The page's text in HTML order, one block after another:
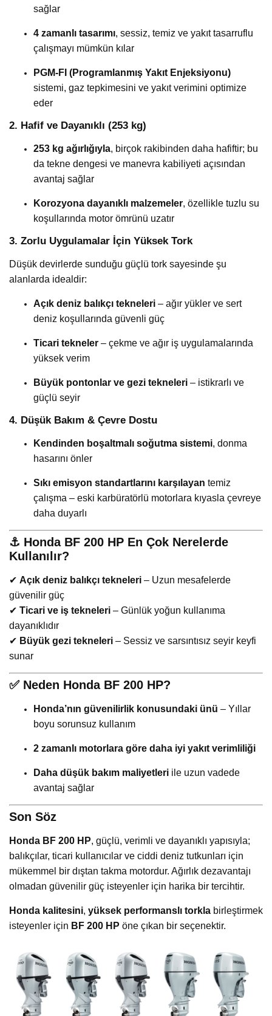
sağlar
4 zamanlı tasarımı, sessiz, temiz ve yakıt tasarruflu
çalışmayı mümkün kılar
PGM-FI (Programlanmış Yakıt Enjeksiyonu)
sistemi, gaz tepkimesini ve yakıt verimini optimize
eder
2. Hafif ve Dayanıklı (253 kg)
253 kg ağırlığıyla, birçok rakibinden daha hafiftir; bu
da tekne dengesi ve manevra kabiliyeti açısından
avantaj sağlar
Korozyona dayanıklı malzemeler, özellikle tuzlu su
koşullarında motor ömrünü uzatır
3. Zorlu Uygulamalar İçin Yüksek Tork
Düşük devirlerde sunduğu güçlü tork sayesinde şu
alanlarda idealdir:
Açık deniz balıkçı tekneleri – ağır yükler ve sert
deniz koşullarında güvenli güç
Ticari tekneler – çekme ve ağır iş uygulamalarında
yüksek verim
Büyük pontonlar ve gezi tekneleri – istikrarlı ve
güçlü seyir
4. Düşük Bakım & Çevre Dostu
Kendinden boşaltmalı soğutma sistemi, donma
hasarını önler
Sıkı emisyon standartlarını karşılayan temiz
çalışma – eski karbüratörlü motorlara kıyasla çevreye
daha duyarlı
⚓ Honda BF 200 HP En Çok Nerelerde
Kullanılır?
✔ Açık deniz balıkçı tekneleri – Uzun mesafelerde
güvenilir güç
✔ Ticari ve iş tekneleri – Günlük yoğun kullanıma
dayanıklıdır
✔ Büyük gezi tekneleri – Sessiz ve sarsıntısız seyir keyfi
sunar
✅ Neden Honda BF 200 HP?
Honda’nın güvenilirlik konusundaki ünü – Yıllar
boyu sorunsuz kullanım
2 zamanlı motorlara göre daha iyi yakıt verimliliği
Daha düşük bakım maliyetleri ile uzun vadede
avantaj sağlar
Son Söz
Honda BF 200 HP, güçlü, verimli ve dayanıklı yapısıyla;
balıkçılar, ticari kullanıcılar ve ciddi deniz tutkunları için
mükemmel bir dıştan takma motordur. Ağırlık dezavantajı
olmadan güvenilir güç isteyenler için harika bir tercihtir.
Honda kalitesini, yüksek performanslı torkla birleştirmek
isteyenler için BF 200 HP öne çıkan bir seçenektir.